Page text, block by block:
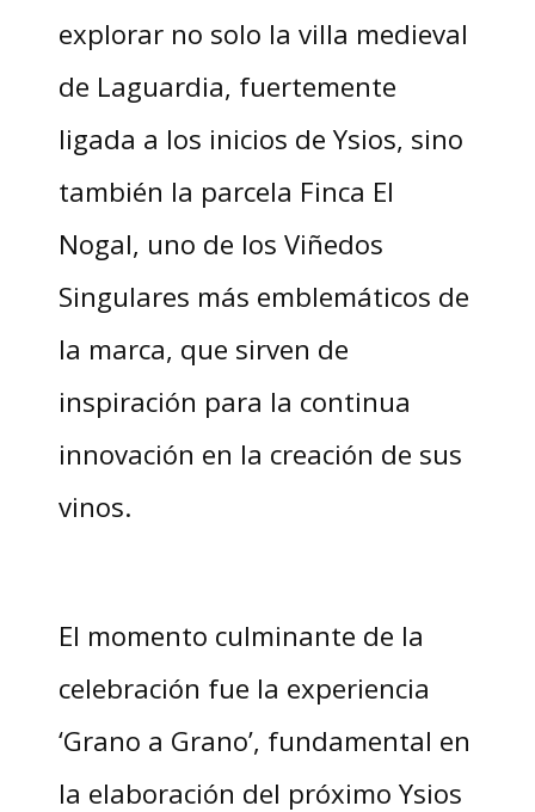
explorar no solo la villa medieval
de Laguardia, fuertemente
ligada a los inicios de Ysios, sino
también la parcela Finca El
Nogal, uno de los Viñedos
Singulares más emblemáticos de
la marca, que sirven de
inspiración para la continua
innovación en la creación de sus
vinos.
El momento culminante de la
celebración fue la experiencia
‘Grano a Grano’, fundamental en
la elaboración del próximo Ysios